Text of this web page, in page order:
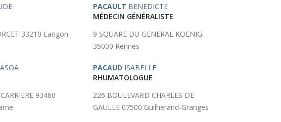
33210 Langon
PACAULT BENEDICTE
MÉDECIN GÉNÉRALISTE
9 SQUARE DU GENERAL KOENIG
35000 Rennes
93460
PACAUD ISABELLE
RHUMATOLOGUE
226 BOULEVARD CHARLES DE
GAULLE 07500 Guilherand-Granges